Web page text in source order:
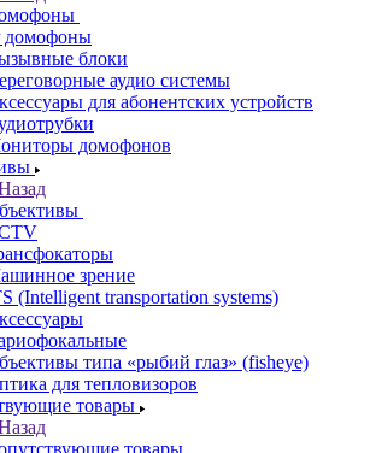
домофоны
блоки
аудио системы
для абонентских устройств
домофонов
зрение
(Intelligent transportation systems)
типа «рыбий глаз» (fisheye)
для тепловизоров
товары
товары